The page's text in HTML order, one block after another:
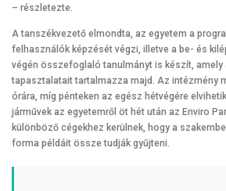
– részletezte.
A tanszékvezető elmondta, az egyetem a
felhasználók képzését végzi, illetve a be- és
végén összefoglaló tanulmányt is készít, amely
tapasztalatait tartalmazza majd. Az intézmény
órára, míg pénteken az egész hétvégére
járművek az egyetemről öt hét után az Enviro
különböző cégekhez kerülnek, hogy a
forma példáit össze tudják gyűjteni.